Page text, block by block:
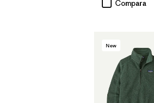
Compara
New